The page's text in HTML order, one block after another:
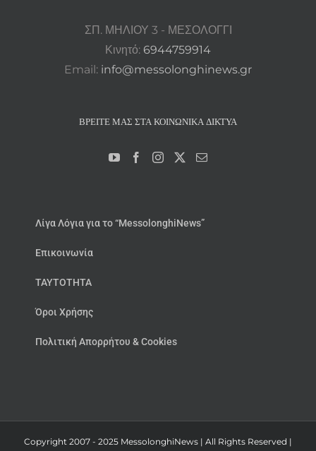
ΣΠ. ΜΗΛΙΟΥ 3 - ΜΕΣΟΛΟΓΓΙ
Κινητό: 6944759914
Email: info@messolonghinews.gr
ΒΡΕΊΤΕ ΜΑΣ ΣΤΑ ΚΟΙΝΩΝΙΚΆ ΔΊΚΤΥΑ
Λίγα Λόγια για το “MessolonghiNews”
Επικοινωνία
ΤΑΥΤΟΤΗΤΑ
Όροι Χρήσης
Πολιτική Απορρήτου & Cookies
Copyright 2007 - 2025 MessolonghiNews | All Rights Reserved |